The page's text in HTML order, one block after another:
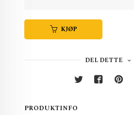
KJØP
DEL DETTE
PRODUKTINFO